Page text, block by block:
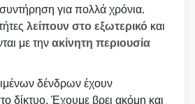
συντήρηση για πολλά χρόνια.
λείπουν στο εξωτερικό και
με τηνακίνητη περιουσία
δένδρων έχουν
δίκτυο. Έχουμε βρει ακόμη και